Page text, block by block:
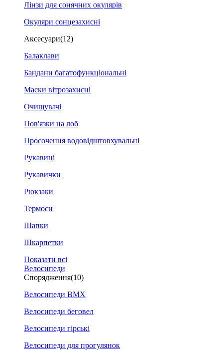
Лінзи для сонячних окулярів
Окуляри сонцезахисні
Аксесуари(12)
Балаклави
Бандани багатофункціональні
Маски вітрозахисні
Очищувачі
Пов'язки на лоб
Просочення водовідштовхувальні
Рукавиці
Рукавички
Рюкзаки
Термоси
Шапки
Шкарпетки
Показати всі
Велосипеди
Спорядження(10)
Велосипеди BMX
Велосипеди беговел
Велосипеди гірські
Велосипеди для прогулянок